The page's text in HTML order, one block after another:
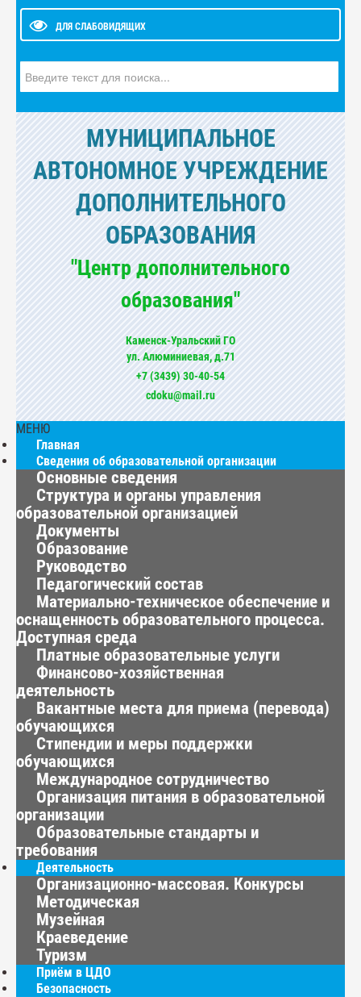
ДЛЯ СЛАБОВИДЯЩИХ
МУНИЦИПАЛЬНОЕ
АВТОНОМНОЕ УЧРЕЖДЕНИЕ
ДОПОЛНИТЕЛЬНОГО
ОБРАЗОВАНИЯ
"Центр дополнительного
образования"
Каменск-Уральский ГО
ул. Алюминиевая, д.71
+7 (3439) 30-40-54
cdoku@mail.ru
МЕНЮ
Главная
Сведения об образовательной организации
Основные сведения
Структура и органы управления
образовательной организацией
Документы
Образование
Руководство
Педагогический состав
Материально-техническое обеспечение и
оснащенность образовательного процесса.
Доступная среда
Платные образовательные услуги
Финансово-хозяйственная
деятельность
Вакантные места для приема (перевода)
обучающихся
Стипендии и меры поддержки
обучающихся
Международное сотрудничество
Организация питания в образовательной
организации
Образовательные стандарты и
требования
Деятельность
Организационно-массовая. Конкурсы
Методическая
Музейная
Краеведение
Туризм
Приём в ЦДО
Безопасность